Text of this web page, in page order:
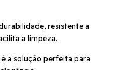
resistente a
a limpeza.
é a solução perfeita para